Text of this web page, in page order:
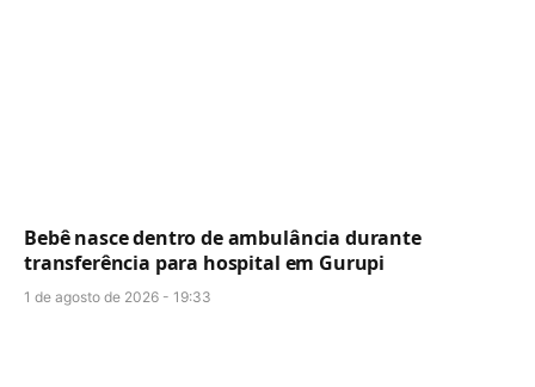
Bebê nasce dentro de ambulância durante
transferência para hospital em Gurupi
1 de agosto de 2026 - 19:33